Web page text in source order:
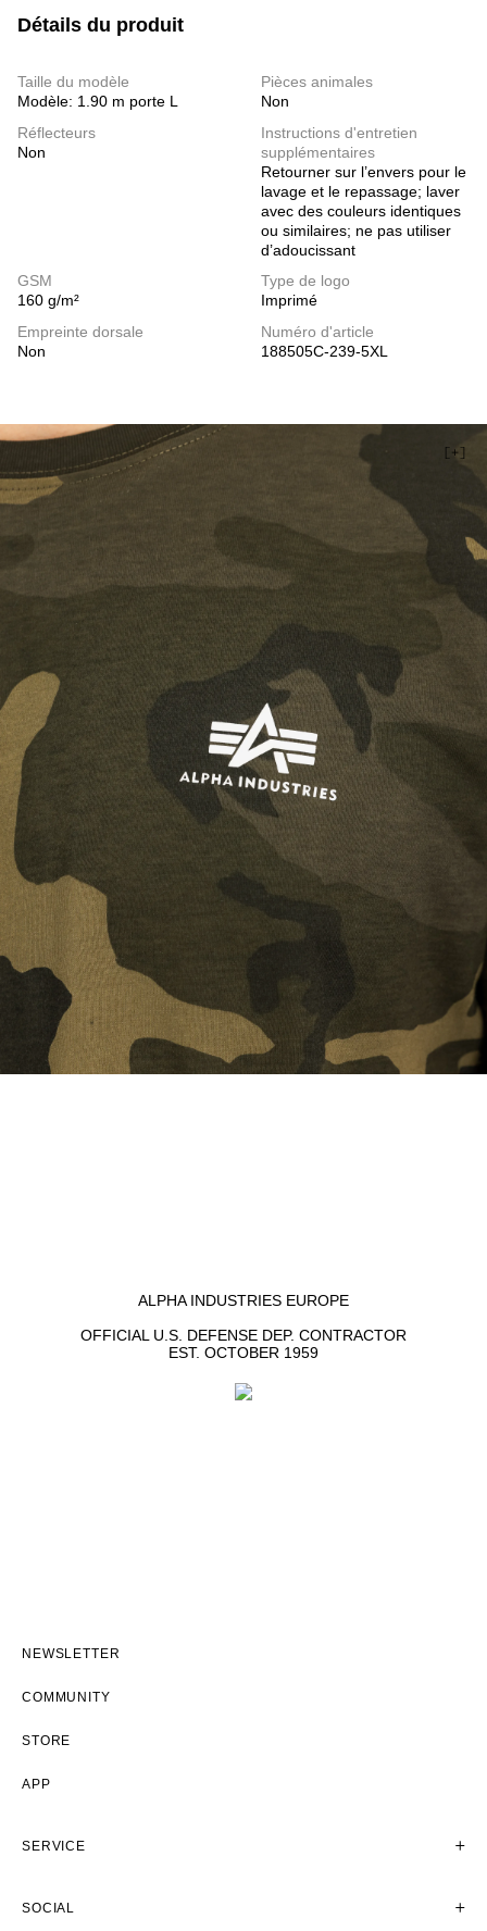
Détails du produit
Taille du modèle
Modèle: 1.90 m porte L
Pièces animales
Non
Réflecteurs
Non
Instructions d'entretien
supplémentaires
Retourner sur l’envers pour le
lavage et le repassage; laver
avec des couleurs identiques
ou similaires; ne pas utiliser
d’adoucissant
GSM
160 g/m²
Type de logo
Imprimé
Empreinte dorsale
Non
Numéro d'article
188505C-239-5XL
ALPHA INDUSTRIES EUROPE
OFFICIAL U.S. DEFENSE DEP. CONTRACTOR
EST. OCTOBER 1959
NEWSLETTER
COMMUNITY
STORE
APP
SERVICE
SOCIAL